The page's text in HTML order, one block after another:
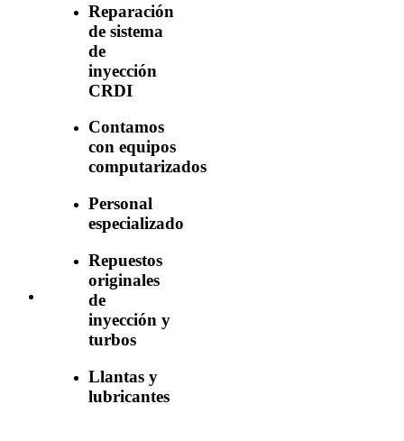
Reparación
de sistema
de
inyección
CRDI
Contamos
con equipos
computarizados
Personal
especializado
Repuestos
originales
de
inyección y
turbos
Llantas y
lubricantes